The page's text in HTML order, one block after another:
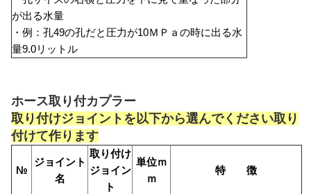
が出る水量
・例：孔49の孔だと圧力が10ＭＰａの時に出る水
量9.0リットル
ホース取り付カプラー
取り付けジョイントを以下から選んでください取り
付けて作ります
№
ジョイント
名
取り付け
ジョイン
ト
単位ｍ
ｍ
特 徴